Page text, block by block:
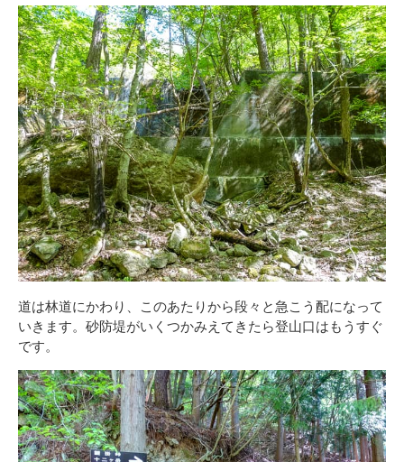
道は林道にかわり、このあたりから段々と急こう配になって
いきます。砂防堤がいくつかみえてきたら登山口はもうすぐ
です。